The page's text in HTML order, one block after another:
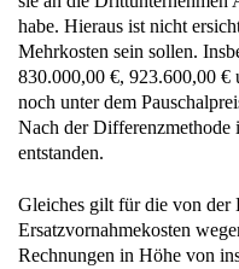
habe. Hieraus ist nicht
Mehrkosten sein sollen.
830.000,00 €, 923.600,00
noch unter dem
Nach der Differenzmethode
entstanden.
Gleiches gilt für die von der
Ersatzvornahmekosten
Rechnungen in Höhe von